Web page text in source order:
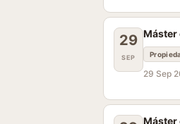
29
SEP
Máster
29 Sep
Máster